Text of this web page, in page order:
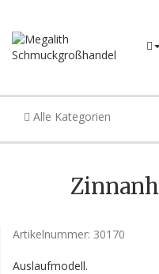
Alle Kategorien
Artikelnummer: 30170
Auslaufmodell.